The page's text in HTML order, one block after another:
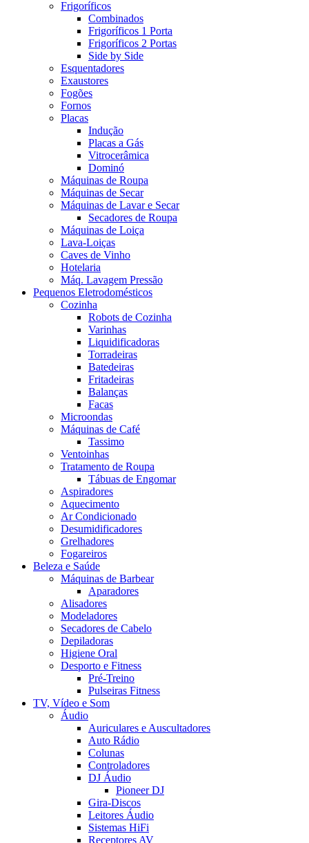
Frigoríficos
Combinados
Frigoríficos 1 Porta
Frigoríficos 2 Portas
Side by Side
Esquentadores
Exaustores
Fogões
Fornos
Placas
Indução
Placas a Gás
Vitrocerâmica
Dominó
Máquinas de Roupa
Máquinas de Secar
Máquinas de Lavar e Secar
Secadores de Roupa
Máquinas de Loiça
Lava-Loiças
Caves de Vinho
Hotelaria
Máq. Lavagem Pressão
Pequenos Eletrodomésticos
Cozinha
Robots de Cozinha
Varinhas
Liquidificadoras
Torradeiras
Batedeiras
Fritadeiras
Balanças
Facas
Microondas
Máquinas de Café
Tassimo
Ventoinhas
Tratamento de Roupa
Tábuas de Engomar
Aspiradores
Aquecimento
Ar Condicionado
Desumidificadores
Grelhadores
Fogareiros
Beleza e Saúde
Máquinas de Barbear
Aparadores
Alisadores
Modeladores
Secadores de Cabelo
Depiladoras
Higiene Oral
Desporto e Fitness
Pré-Treino
Pulseiras Fitness
TV, Vídeo e Som
Áudio
Auriculares e Auscultadores
Auto Rádio
Colunas
Controladores
DJ Áudio
Pioneer DJ
Gira-Discos
Leitores Áudio
Sistemas HiFi
Receptores AV